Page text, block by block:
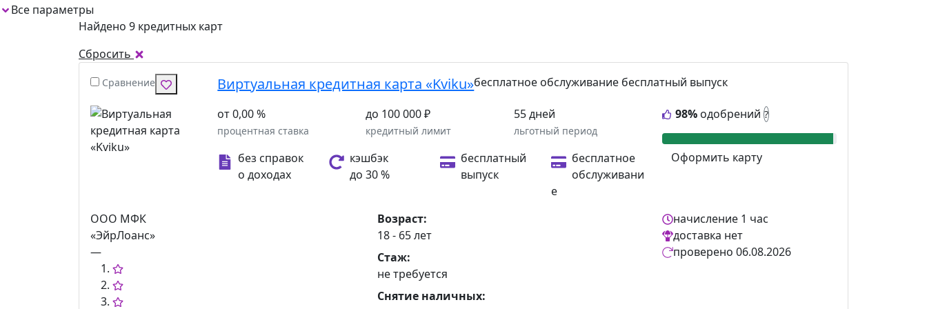
Все параметры
Найдено 9 кредитных карт
Сбросить
Сравнение Виртуальная кредитная карта «Kviku»бесплатное обслуживание бесплатный выпуск
от 0,00 %
процентная ставка
до 100 000 ₽
кредитный лимит
55 дней
льготный период
без справок
о доходах
кэшбэк
до 30 %
бесплатный
выпуск
бесплатное
обслуживани
е
98% одобрений?
Оформить карту
ООО МФК
«ЭйрЛоанс»
—
Возраст:
18 - 65 лет
Стаж:
не требуется
Снятие наличных:
начисление 1 час
доставка нет
проверено06.08.2026